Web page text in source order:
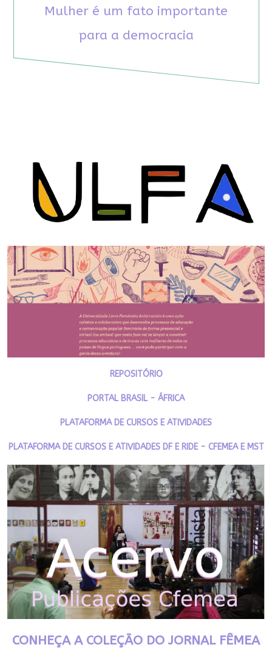
Mulher é um fato importante
para a democracia
REPOSITÓRIO
PORTAL BRASIL - ÁFRICA
PLATAFORMA DE CURSOS E ATIVIDADES
PLATAFORMA DE CURSOS E ATIVIDADES DF E RIDE - CFEMEA E MST
CONHEÇA A COLEÇÃO DO JORNAL FÊMEA